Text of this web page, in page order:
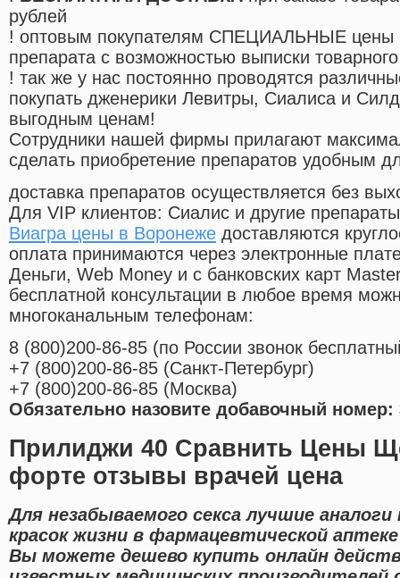
рублей
! оптовым покупателям СПЕЦИАЛЬНЫЕ цены
препарата с возможностью выписки
! так же у нас постоянно проводятся
покупать дженерики Левитры, Сиалиса и
выгодным ценам!
Cотрудники нашей фирмы прилагают
сделать приобретение препаратов удобным
доставка препаратов осуществляется без
Для VIP клиентов: Сиалис и другие
Виагра цены в Воронеже доставляются
оплата принимаются через электронные
Деньги, Web Money и с банковских карт
бесплатной консультации в любое время
многоканальным телефонам:
8 (800)200-86-85 (по России звонок
+7 (800)200-86-85 (Санкт-Петербург)
+7 (800)200-86-85 (Москва)
Обязательно назовите добавочный номер:
Прилиджи 40 Сравнить Цены
форте отзывы врачей цена
Для незабываемого секса лучшие аналоги
красок жизни в фармацевтической
Вы можете дешево купить онлайн